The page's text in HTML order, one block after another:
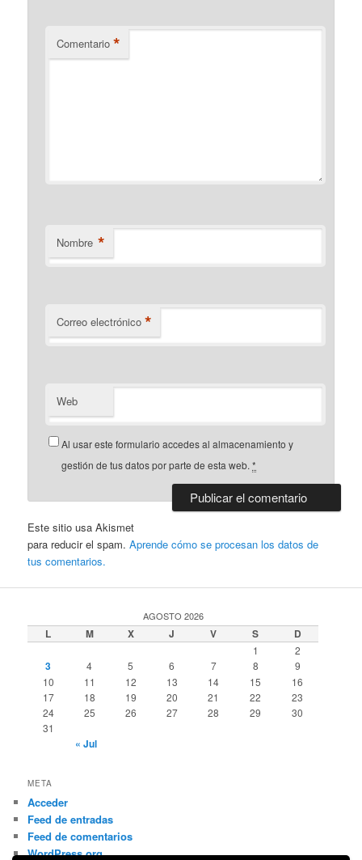
Comentario *
Nombre *
Correo electrónico *
Web
Al usar este formulario accedes al almacenamiento y
gestión de tus datos por parte de esta web.*
Este sitio usa Akismet
para reducir el spam.Aprende cómo se procesan los datos de
tus comentarios.
AGOSTO 2026
L M X J V S D
1 2
3 4 5 6 7 8
9
10
11 12 13 14 15
16
17
18 19 20 21 22
23
24
25 26 27 28 29
30
31
« Jul
META
Acceder
Feed de entradas
Feed de comentarios
WordPress.org